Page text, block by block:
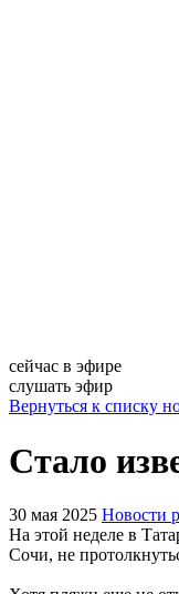
сейчас в эфире
слушать эфир
Вернуться к списку
Стало
30 мая 2025 Новости
На этой неделе в
Сочи, не